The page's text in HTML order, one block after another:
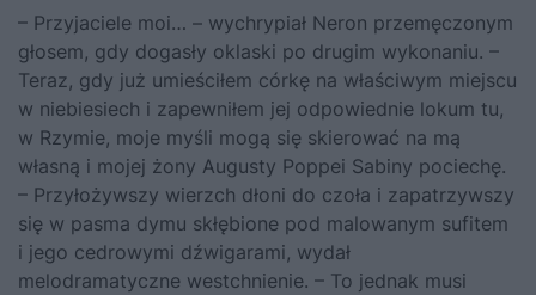
– Przyjaciele moi… – wychrypiał Neron przemęczonym
głosem, gdy dogasły oklaski po drugim wykonaniu. –
Teraz, gdy już umieściłem córkę na właściwym miejscu
w niebiesiech i zapewniłem jej odpowiednie lokum tu,
w Rzymie, moje myśli mogą się skierować na mą
własną i mojej żony Augusty Poppei Sabiny pociechę.
– Przyłożywszy wierzch dłoni do czoła i zapatrzywszy
się w pasma dymu skłębione pod malowanym sufitem
i jego cedrowymi dźwigarami, wydał
melodramatyczne westchnienie. – To jednak musi